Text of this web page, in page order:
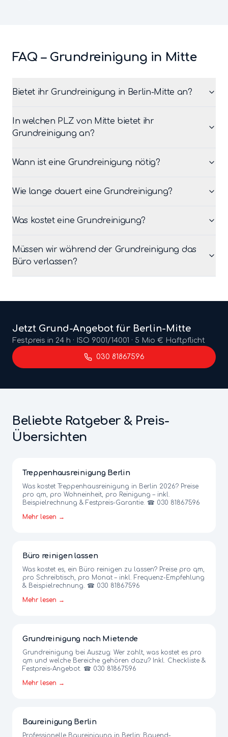
FAQ – Grundreinigung in Mitte
Bietet ihr Grundreinigung in Berlin-Mitte an?
In welchen PLZ von Mitte bietet ihr
Grundreinigung an?
Wann ist eine Grundreinigung nötig?
Wie lange dauert eine Grundreinigung?
Was kostet eine Grundreinigung?
Müssen wir während der Grundreinigung das
Büro verlassen?
Jetzt Grund-Angebot für Berlin-Mitte
Festpreis in 24 h · ISO 9001/14001 · 5 Mio € Haftpflicht
030 81867596
Beliebte Ratgeber & Preis-
Übersichten
Treppenhausreinigung Berlin
Was kostet Treppenhausreinigung in Berlin 2026? Preise
pro qm, pro Wohneinheit, pro Reinigung – inkl.
Beispielrechnung & Festpreis-Garantie. ☎ 030 81867596
Mehr lesen →
Büro reinigen lassen
Was kostet es, ein Büro reinigen zu lassen? Preise pro qm,
pro Schreibtisch, pro Monat – inkl. Frequenz-Empfehlung
& Beispielrechnung. ☎ 030 81867596
Mehr lesen →
Grundreinigung nach Mietende
Grundreinigung bei Auszug: Wer zahlt, was kostet es pro
qm und welche Bereiche gehören dazu? Inkl. Checkliste &
Festpreis-Angebot. ☎ 030 81867596
Mehr lesen →
Baureinigung Berlin
Professionelle Baureinigung in Berlin: Bauend-,